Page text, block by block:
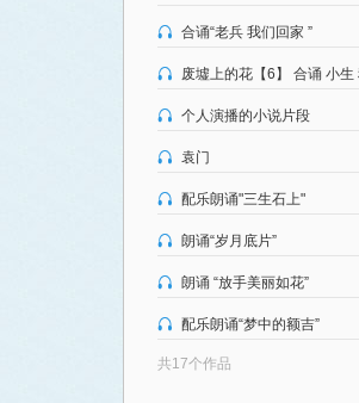
合诵“老兵 我们回家 ”
废墟上的花【6】 合诵 小生
个人演播的小说片段
袁门
配乐朗诵"三生石上"
朗诵“岁月底片”
朗诵 “放手美丽如花”
配乐朗诵“梦中的额吉”
共17个作品